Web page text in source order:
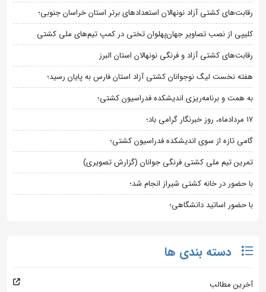
رقابت‌های کشتی آزاد نونهالان استعدادهای برتر استان خراسان جنوبی؛
کلیپی از نصب تصاویر جهان‌پهلوان تختی در کمپ تیم‌های ملی کشتی
رقابت‌های کشتی آزاد و فرنگی نونهالان استان البرز
هفته نخست لیگ نوجوانان کشتی آزاد استان فارس به پایان رسید؛
به همت و برنامه‌ریزی اندیشکده فدراسیون کشتی؛
۱۷ مردادماه، روز خبرنگار گرامی باد؛
گامی تازه از سوی اندیشکده فدراسیون کشتی؛
تمرین تیم ملی کشتی فرنگی جوانان (گزارش تصویری)
با حضور در خانه کشتی شیراز انجام شد؛
با حضور اساتید دانشگاهی؛
دسته بندی ها
آخرین مطالب